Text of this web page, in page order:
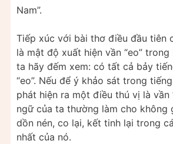
Nam”.
Tiếp xúc với bài thơ điều đầu tiên
là mật độ xuất hiện vần “eo” trong
ta hãy đếm xem: có tất cả bảy
“eo”. Nếu để ý khảo sát trong
phát hiện ra một điều thú vị là vần
ngữ của ta thường làm cho không
dồn nén, co lại, kết tinh lại trong
nhất của nó.